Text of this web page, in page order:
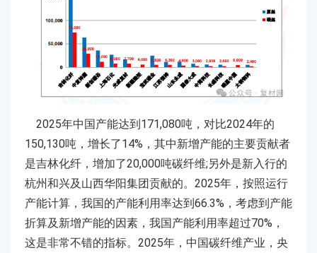
2025年中国产能达到171,080吨，对比2024年的
150,130吨，增长了14%，其中新增产能的主要贡献者
是吉林化纤，增加了20,000吨碳纤维;另外是新入行的
杭州和兴及山西华阳集团贡献的。2025年，按照运行
产能计算，我国的产能利用率达到66.3%，考虑到产能
折算及新增产能的因素，我国产能利用率超过70%，
这是非常不错的指标。2025年，中国碳纤维产业，央